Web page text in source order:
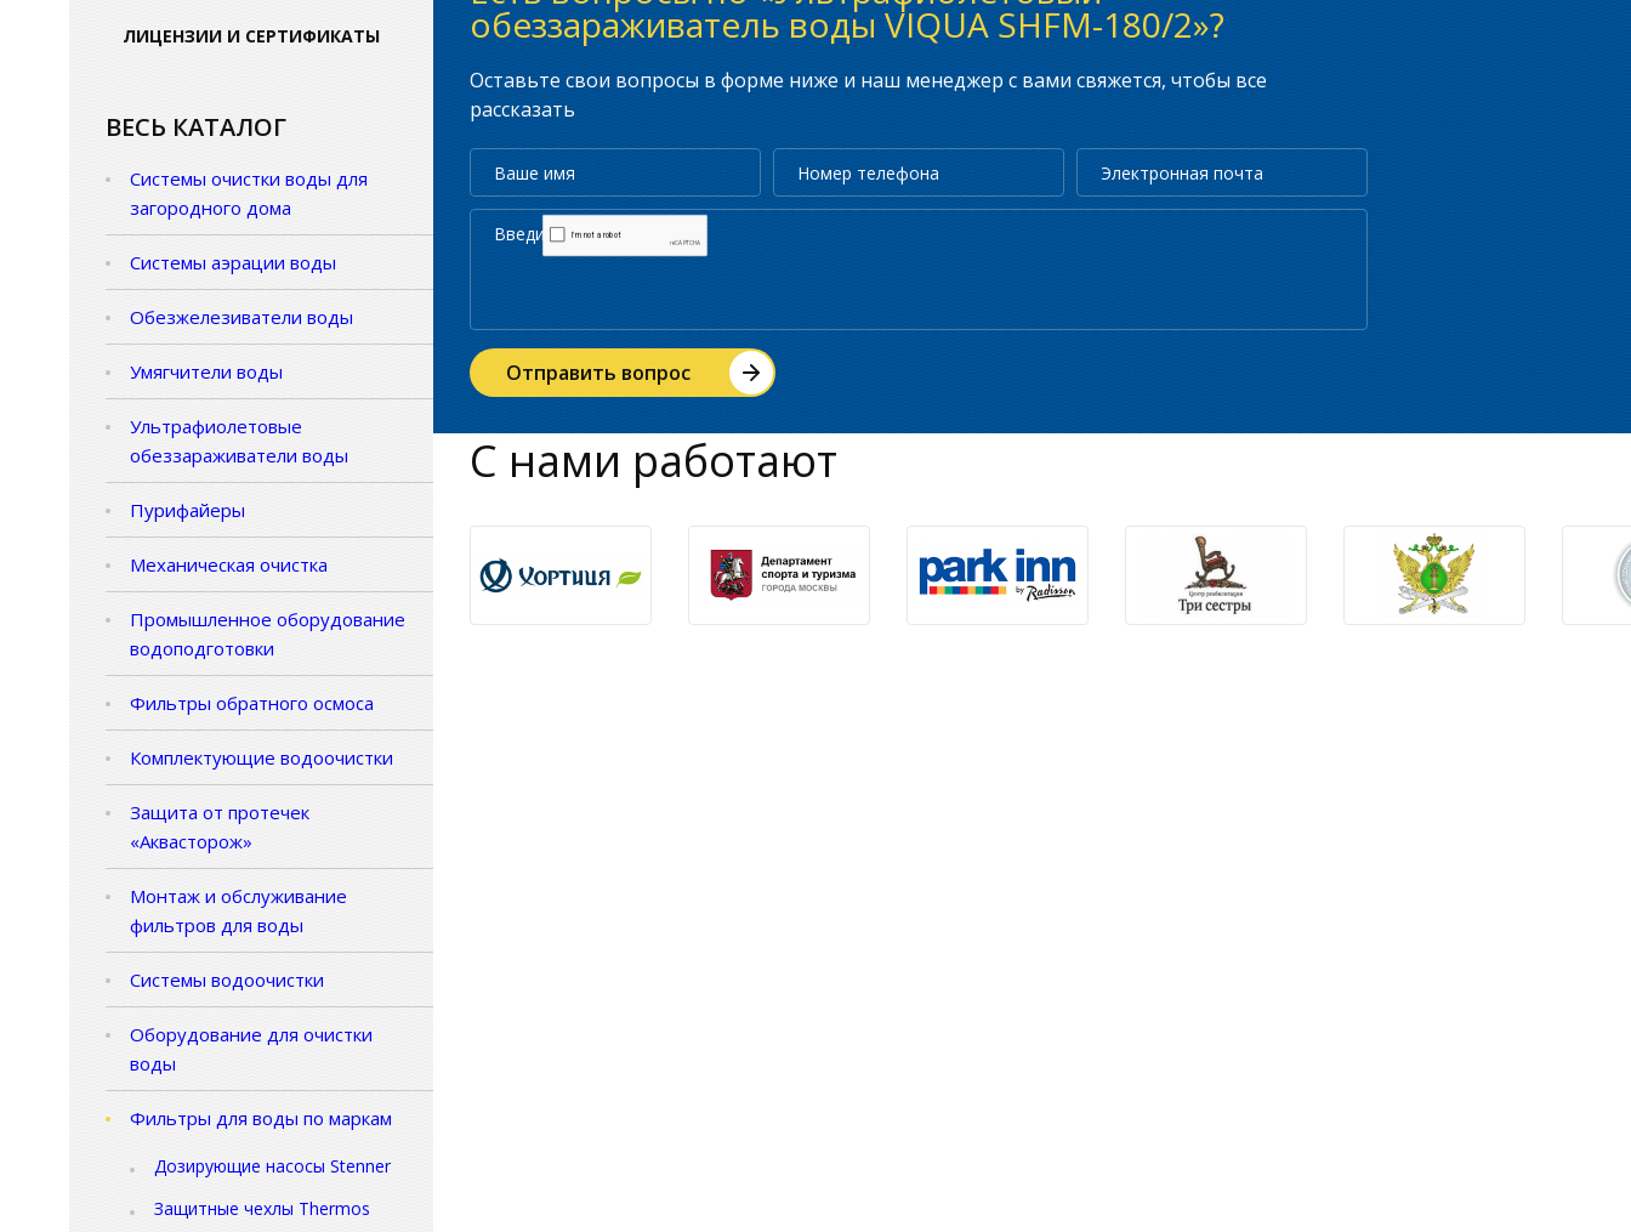
обеззараживатель воды VIQUA SHFM-180/2»?
Оставьте свои вопросы в форме ниже и наш менеджер с вами свяжется, чтобы все
рассказать
С нами работают
ЛИЦЕНЗИИ И СЕРТИФИКАТЫ
ВЕСЬ КАТАЛОГ
Системы очистки воды для
загородного дома
Системы аэрации воды
Обезжелезиватели воды
Умягчители воды
Ультрафиолетовые
обеззараживатели воды
Пурифайеры
Механическая очистка
Промышленное оборудование
водоподготовки
Фильтры обратного осмоса
Комплектующие водоочистки
Защита от протечек
«Аквасторож»
Монтаж и обслуживание
фильтров для воды
Системы водоочистки
Оборудование для очистки
воды
Фильтры для воды по маркам
Дозирующие насосы Stenner
Защитные чехлы Thermos